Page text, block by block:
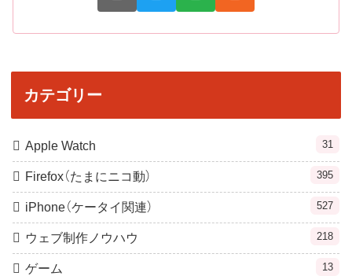
カテゴリー
Apple Watch 31
Firefox（たまにニコ動） 395
iPhone（ケータイ関連） 527
ウェブ制作ノウハウ 218
ゲーム 13